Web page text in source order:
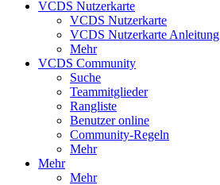
VCDS Nutzerkarte
VCDS Nutzerkarte
VCDS Nutzerkarte Anleitung
Mehr
VCDS Community
Suche
Teammitglieder
Rangliste
Benutzer online
Community-Regeln
Mehr
Mehr
Mehr